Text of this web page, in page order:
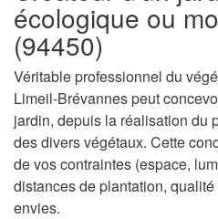
écologique ou
(94450)
Véritable professionnel du
Limeil-Brévannes peut
jardin, depuis la réalisation du
des divers végétaux. Cette
de vos contraintes (espace,
distances de plantation,
envies.